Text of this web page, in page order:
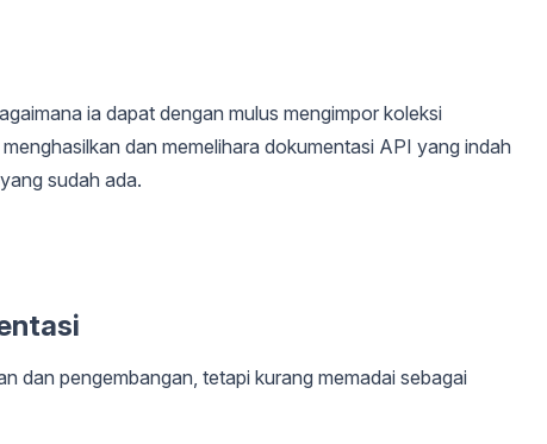
ia dapat dengan mulus mengimpor koleksi
dan memelihara dokumentasi API yang indah
sudah ada.
dan pengembangan, tetapi kurang memadai sebagai